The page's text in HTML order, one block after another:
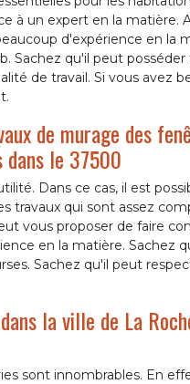
à un expert en la matière.
d'expérience en la
Sachez qu'il peut
de travail. Si vous avez
de murage des
dans le 37500
Dans ce cas, il est
travaux qui sont assez
vous proposer de faire
en la matière. Sachez
Sachez qu'il peut
la ville de La
sont innombrables. En